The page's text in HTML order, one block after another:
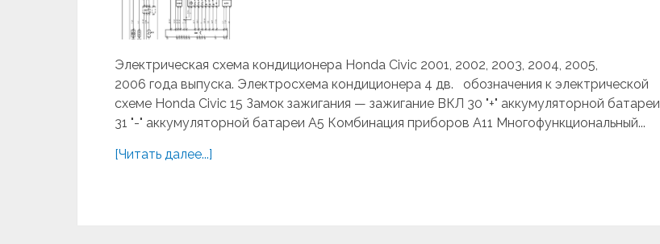
Электрическая схема кондиционера Honda Civic 2001, 2002, 2003, 2004, 2005,
2006 года выпуска. Электросхема кондиционера 4 дв. обозначения к электрической
схеме Honda Civic 15 Замок зажигания — зажигание ВКЛ 30 "+" аккумуляторной батареи
31 "-" аккумуляторной батареи A5 Комбинация приборов A11 Многофункциональный...
[Читать далее...]